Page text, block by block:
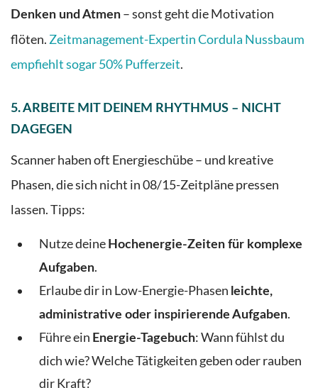
Denken und Atmen – sonst geht die Motivation
flöten.Zeitmanagement-Expertin Cordula Nussbaum
empfiehlt sogar 50% Pufferzeit.
5.ARBEITE MIT DEINEM RHYTHMUS – NICHT
DAGEGEN
Scanner haben oft Energieschübe – und kreative
Phasen, die sich nicht in 08/15-Zeitpläne pressen
lassen. Tipps:
Nutze deine Hochenergie-Zeiten für komplexe
Aufgaben.
Erlaube dir in Low-Energie-Phasen leichte,
administrative oder inspirierende Aufgaben.
Führe ein Energie-Tagebuch: Wann fühlst du
dich wie? Welche Tätigkeiten geben oder rauben
dir Kraft?